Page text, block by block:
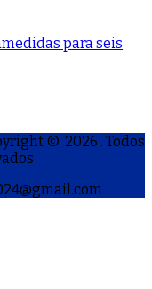
para seis
© 2026 . Todos